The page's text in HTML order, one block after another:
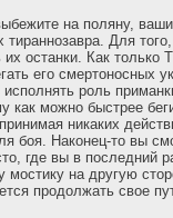
на поляну,
тираннозавра. Для
останки. Как только
его смертоносных
роль
как можно быстрее
никаких
боя. Наконец-то вы
где вы в последний
на другую
продолжать свое